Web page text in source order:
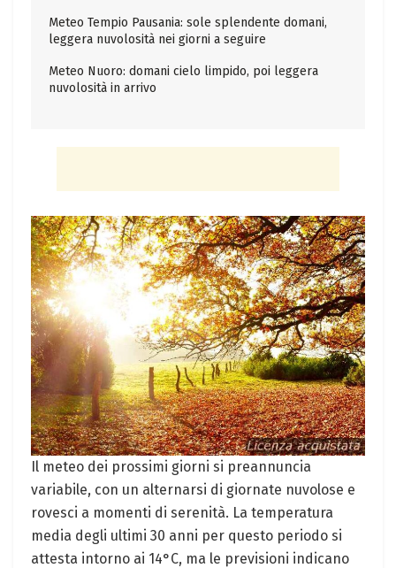
Meteo Tempio Pausania: sole splendente domani,
leggera nuvolosità nei giorni a seguire
Meteo Nuoro: domani cielo limpido, poi leggera
nuvolosità in arrivo
Il meteo dei prossimi giorni si preannuncia
variabile, con un alternarsi di giornate nuvolose e
rovesci a momenti di serenità. La temperatura
media degli ultimi 30 anni per questo periodo si
attesta intorno ai 14°C, ma le previsioni indicano